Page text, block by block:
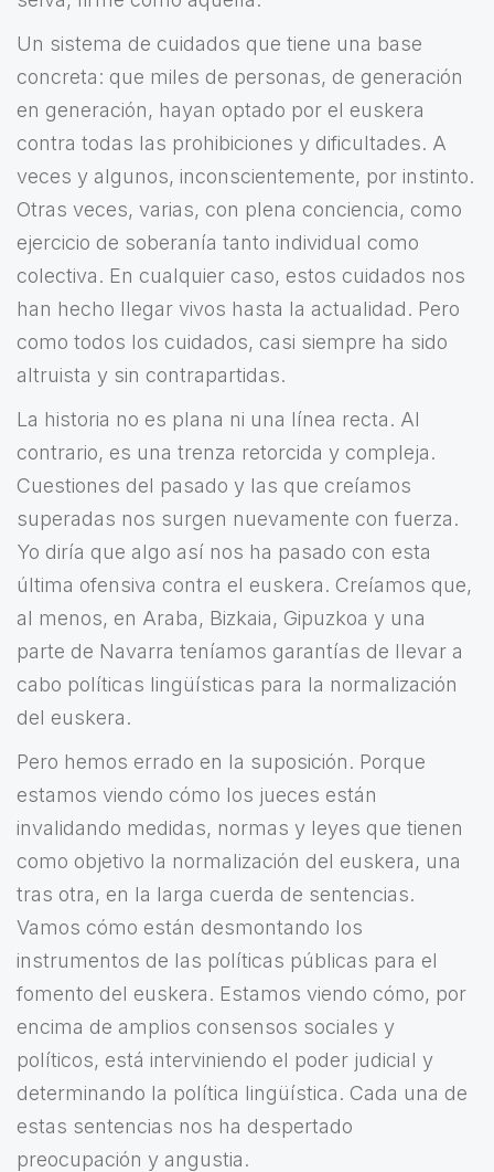
Un sistema de cuidados que tiene una base
concreta: que miles de personas, de generación
en generación, hayan optado por el euskera
contra todas las prohibiciones y dificultades. A
veces y algunos, inconscientemente, por instinto.
Otras veces, varias, con plena conciencia, como
ejercicio de soberanía tanto individual como
colectiva. En cualquier caso, estos cuidados nos
han hecho llegar vivos hasta la actualidad. Pero
como todos los cuidados, casi siempre ha sido
altruista y sin contrapartidas.
La historia no es plana ni una línea recta. Al
contrario, es una trenza retorcida y compleja.
Cuestiones del pasado y las que creíamos
superadas nos surgen nuevamente con fuerza.
Yo diría que algo así nos ha pasado con esta
última ofensiva contra el euskera. Creíamos que,
al menos, en Araba, Bizkaia, Gipuzkoa y una
parte de Navarra teníamos garantías de llevar a
cabo políticas lingüísticas para la normalización
del euskera.
Pero hemos errado en la suposición. Porque
estamos viendo cómo los jueces están
invalidando medidas, normas y leyes que tienen
como objetivo la normalización del euskera, una
tras otra, en la larga cuerda de sentencias.
Vamos cómo están desmontando los
instrumentos de las políticas públicas para el
fomento del euskera. Estamos viendo cómo, por
encima de amplios consensos sociales y
políticos, está interviniendo el poder judicial y
determinando la política lingüística. Cada una de
estas sentencias nos ha despertado
preocupación y angustia.